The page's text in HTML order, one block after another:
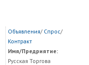
Объявления/ Спрос/
Контракт
Имя/Предриятие:
Русская Торгова